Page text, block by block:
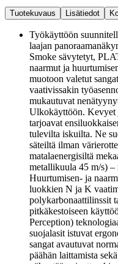
Tuotekuvaus Lisätiedot
Työkäyttöön
laajan
Smoke sävytetyt,
naarmut ja
muotoon valetut
vaativissakin
mukautuvat
Ulkokäyttöön. Kevyet
tarjoavat
tulevilta iskuilta. Ne
säteiltä ilman
matalaenergisiltä
metallikuula 45 m/s) –
Huurtumisen- ja
luokkien N ja K
polykarbonaattilinssit
pitkäkestoiseen
Perception)
suojalasit istuvat
sangat avautuvat
päähän laittamista